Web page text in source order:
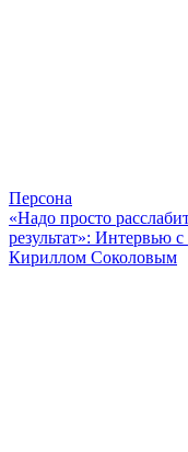
Персона
«Надо просто
результат»: Интервью
Кириллом Соколовым